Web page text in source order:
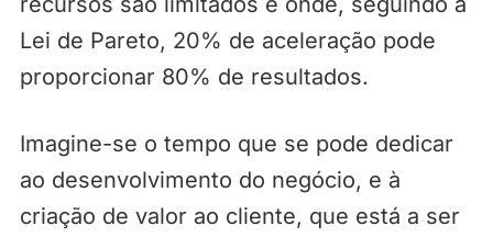
Lei de Pareto, 20% de aceleração pode
proporcionar 80% de resultados.
Imagine-se o tempo que se pode dedicar
ao desenvolvimento do negócio, e à
criação de valor ao cliente, que está a ser